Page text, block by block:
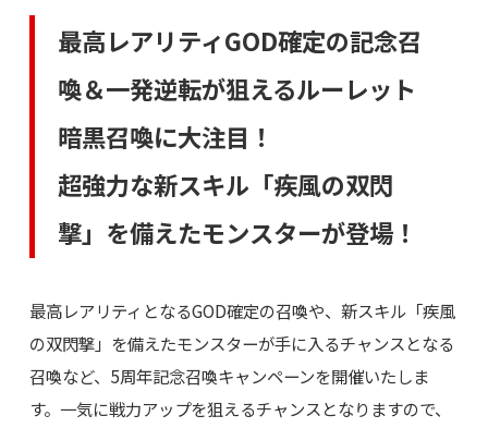
最高レアリティGOD確定の記念召
喚＆一発逆転が狙えるルーレット
暗黒召喚に大注目！
超強力な新スキル「疾風の双閃
撃」を備えたモンスターが登場！
最高レアリティとなるGOD確定の召喚や、新スキル「疾風
の双閃撃」を備えたモンスターが手に入るチャンスとなる
召喚など、5周年記念召喚キャンペーンを開催いたしま
す。一気に戦力アップを狙えるチャンスとなりますので、